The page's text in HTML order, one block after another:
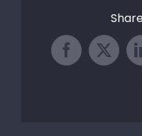
Facebook
X